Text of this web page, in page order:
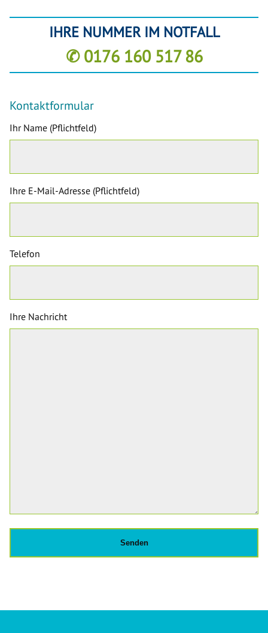
IHRE NUMMER IM NOTFALL
✆ 0176 160 517 86
Kontaktformular
Ihr Name (Pflichtfeld)
Ihre E-Mail-Adresse (Pflichtfeld)
Telefon
Ihre Nachricht